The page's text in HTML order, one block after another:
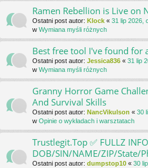
Ramen Rebellion is Live on
Ostatni post autor: Klock « 31 lip 2026,
w Wymiana myśli różnych
Best free tool I've found for
Ostatni post autor: Jessica836 « 31 lip
w Wymiana myśli różnych
Granny Horror Game
And Survival Skills
Ostatni post autor: NancVikulson « 30
w Opinie o wykładach i warsztatach
Trustlegit.Top ✅ FULLZ
DOB/SIN/NAME/ZIP/State/
Ostatni post autor: dumpstop10 « 30